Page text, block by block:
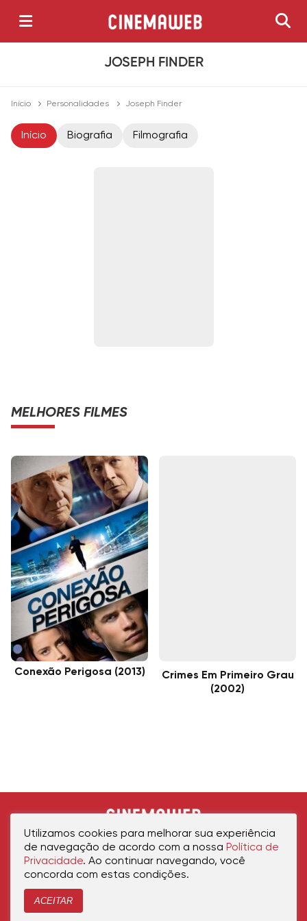
JOSEPH FINDER
Início Personalidades Joseph Finder
Início Biografia Filmografia
MELHORES FILMES
Conexão Perigosa (2013)
Crimes Em Primeiro Grau
(2002)
Utilizamos cookies para melhorar sua experiência
de navegação de acordo com a nossa Política de
Privacidade. Ao continuar navegando, você
concorda com estas condições.
ACEITAR